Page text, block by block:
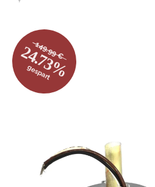
149.99 €
24.73%
gespart